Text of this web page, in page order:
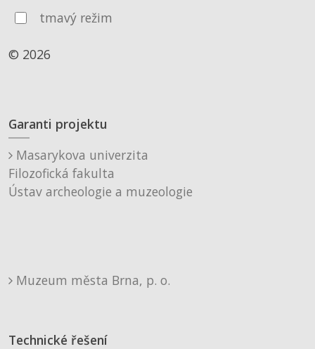
tmavý režim
© 2026
Garanti projektu
Masarykova univerzita
Filozofická fakulta
Ústav archeologie a muzeologie
Muzeum města Brna, p. o.
Technické řešení